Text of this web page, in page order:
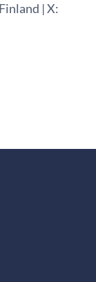
| X: